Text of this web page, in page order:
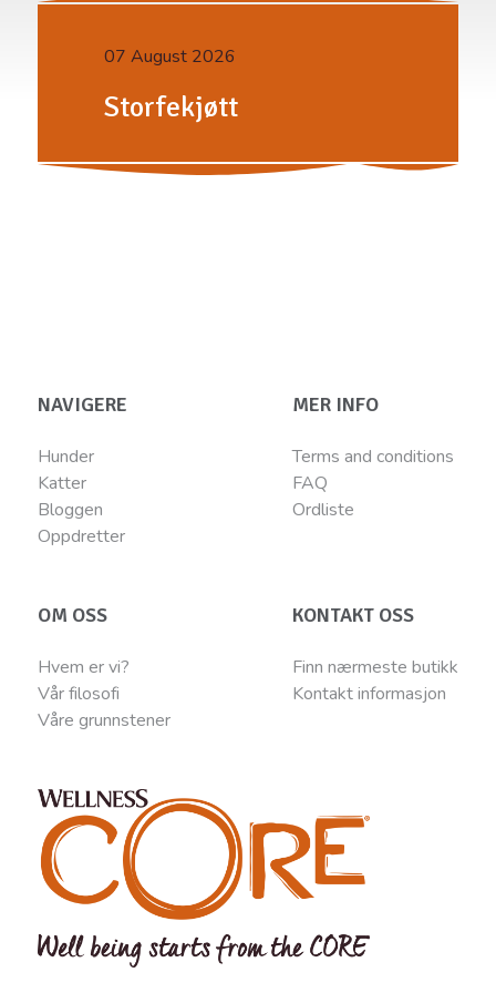
07 August 2026
Storfekjøtt
NAVIGERE
Hunder
Katter
Bloggen
Oppdretter
MER INFO
Terms and conditions
FAQ
Ordliste
OM OSS
Hvem er vi?
Vår filosofi
Våre grunnstener
KONTAKT OSS
Finn nærmeste butikk
Kontakt informasjon